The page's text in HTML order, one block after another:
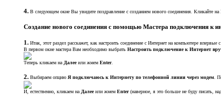
4. В следующем окне Вы увидите поздравление с созданием нового соединения. Кликайте на
Создание нового соединения с помощью Мастера подключения к
1. Итак, этот раздел расскажет, как настроить соединение с Интернет на компьютере
В первом окне мастера Вам необходимо выбрать Настроить подключение к Интернет
Теперь кликаем на Далееили жмем Enter.
2. Выбираем опцию Я подключаюсь к Интернету по телефонной линии через модем .
И, естественно, кликаем на Далееили жмем Enter(наверное, я это больше не буду писать,